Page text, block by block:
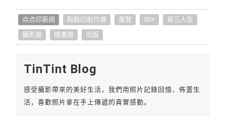
点点印新闻 點點印創作展 展覽 50+
第三人生
攝影展
繪畫展 出版
TinTint Blog
感受攝影帶來的美好生活，我們用照片記錄回憶、佈置生
活，喜歡照片拿在手上傳遞的真實感動。